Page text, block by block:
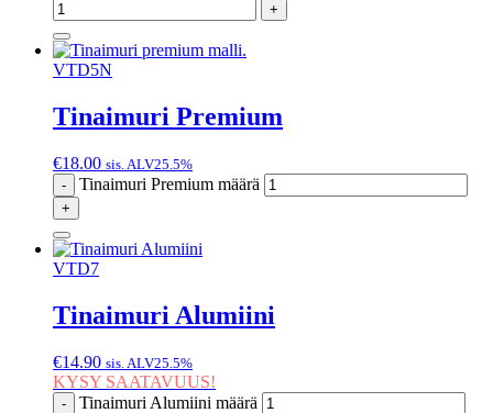
+
VTD5N
Tinaimuri Premium
€18.00 sis. ALV25.5%
-
Tinaimuri Premium määrä
+
VTD7
Tinaimuri Alumiini
€14.90 sis. ALV25.5%
KYSY SAATAVUUS!
- Tinaimuri Alumiini määrä